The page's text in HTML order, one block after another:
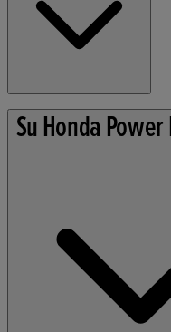
Algemene voorwaarden
Privacybeleid
Su Honda